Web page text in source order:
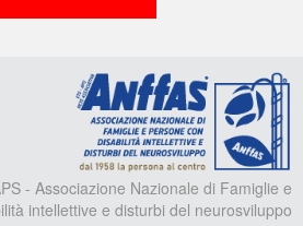
- Associazione Nazionale di Famiglie e
intellettive e disturbi del neurosviluppo